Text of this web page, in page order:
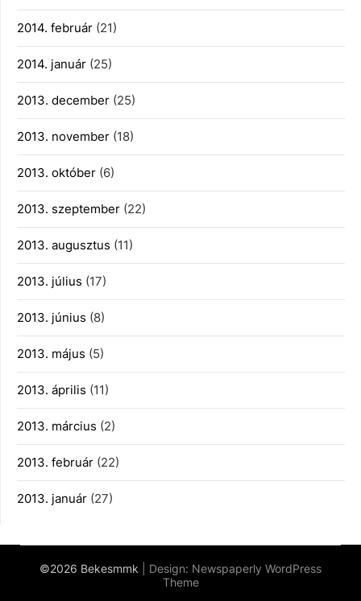
2014. február (21)
2014. január (25)
2013. december (25)
2013. november (18)
2013. október (6)
2013. szeptember (22)
2013. augusztus (11)
2013. július (17)
2013. június (8)
2013. május (5)
2013. április (11)
2013. március (2)
2013. február (22)
2013. január (27)
©2026 Bekesmmk | Design: Newspaperly WordPress
Theme